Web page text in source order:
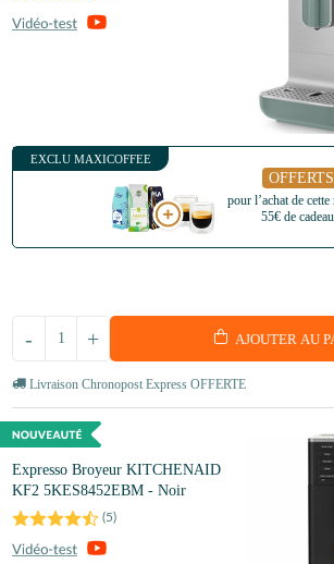
EXCLU MAXICOFFEE
OFFERTS
pour l’achat de cette
55€ de
+
- AJOUTER AU
Livraison Chronopost Express OFFERTE
Expresso Broyeur KITCHENAID
KF2 5KES8452EBM - Noir
(5)